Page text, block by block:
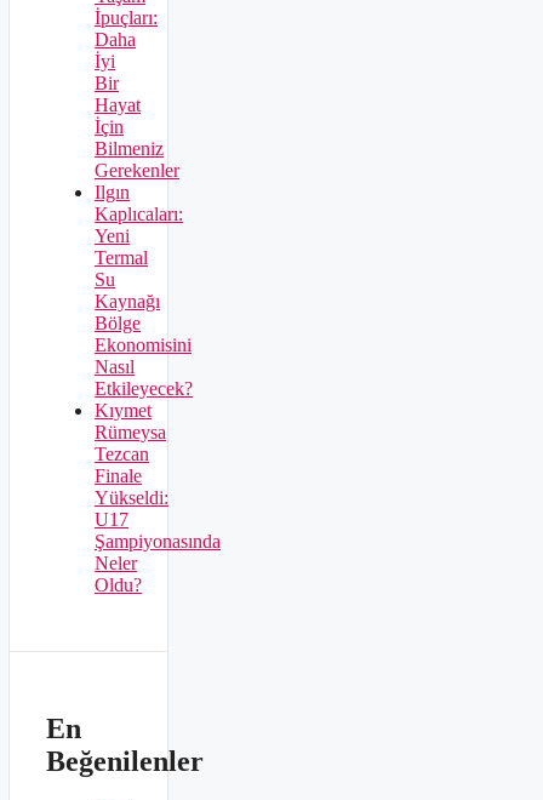
İpuçları:
Daha
İyi
Bir
Hayat
İçin
Bilmeniz
Gerekenler
Ilgın
Kaplıcaları:
Yeni
Termal
Su
Kaynağı
Bölge
Ekonomisini
Nasıl
Etkileyecek?
Kıymet
Rümeysa
Tezcan
Finale
Yükseldi:
U17
Şampiyonasında
Neler
Oldu?
En
Beğenilenler